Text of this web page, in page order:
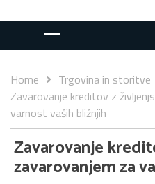
Home
Trgovina in storitve
Zavarovanje kreditov z
varnost vaših bližnjih
Zavarovanje
zavarovanjem za